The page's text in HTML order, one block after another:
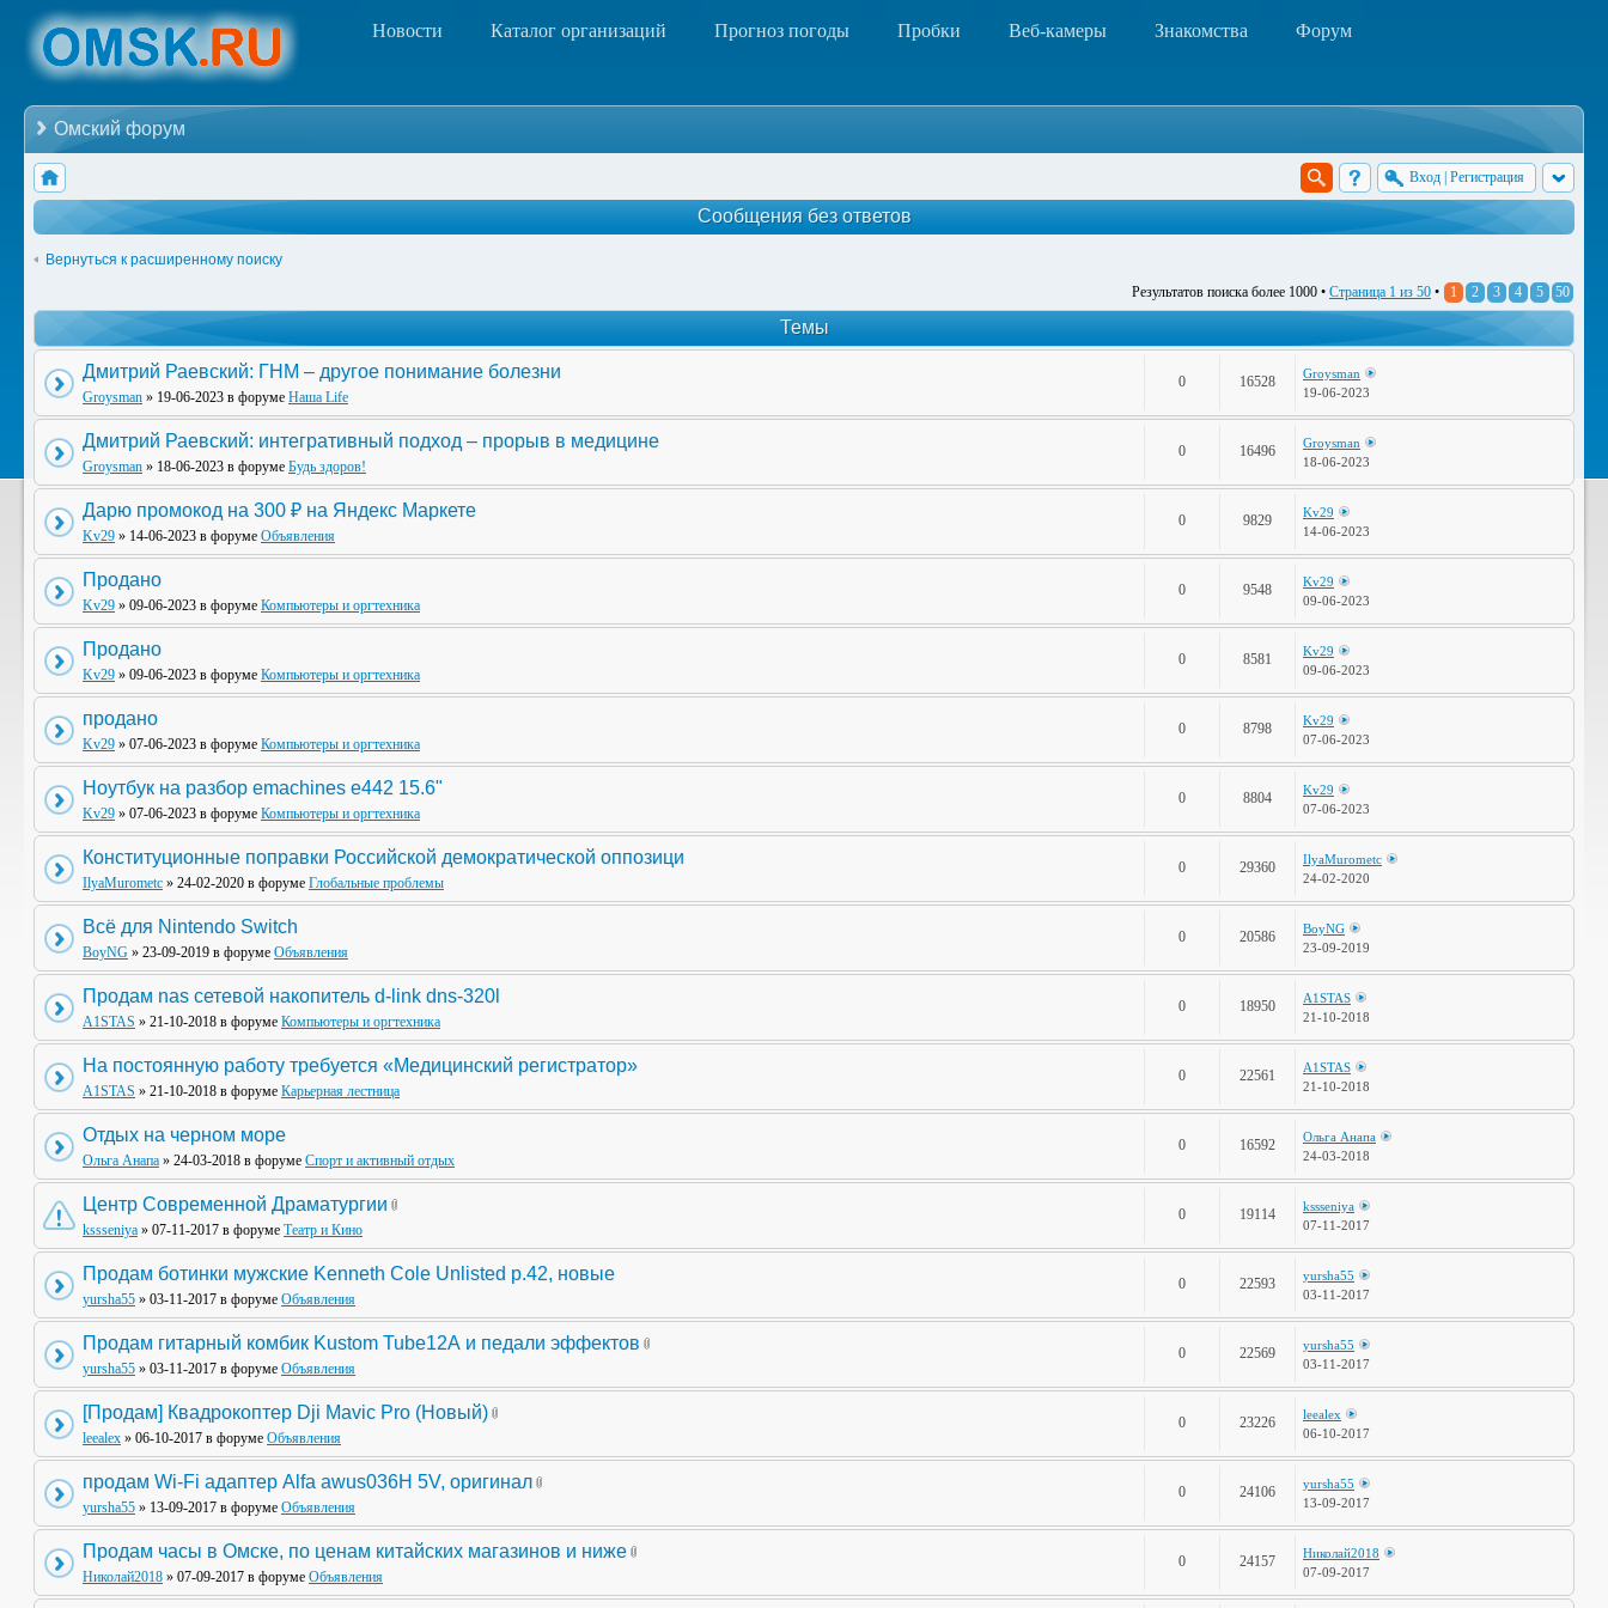
Новости Каталог организаций Прогноз погоды Пробки Веб-камеры Знакомства Форум
Омский форум
Вход Регистрация
Сообщения без ответов
Вернуться к расширенному поиску
Результатов поиска более 1000 • Страница 1 из 50 • 1 2 3 4 5 50
Темы
Дмитрий Раевский: ГНМ – другое понимание болезни
Groysman » 19-06-2023 в форуме Наша Life
0 16528
Groysman
19-06-2023
Дмитрий Раевский: интегративный подход – прорыв в медицине
Groysman » 18-06-2023 в форуме Будь здоров!
0 16496
Groysman
18-06-2023
Дарю промокод на 300 ₽ на Яндекс Маркете
Kv29 » 14-06-2023 в форуме Объявления
0 9829
Kv29
14-06-2023
Продано
Kv29 » 09-06-2023 в форуме Компьютеры и оргтехника
0 9548
Kv29
09-06-2023
Продано
Kv29 » 09-06-2023 в форуме Компьютеры и оргтехника
0 8581
Kv29
09-06-2023
продано
Kv29 » 07-06-2023 в форуме Компьютеры и оргтехника
0 8798
Kv29
07-06-2023
Ноутбук на разбор emachines e442 15.6"
Kv29 » 07-06-2023 в форуме Компьютеры и оргтехника
0 8804
Kv29
07-06-2023
Конституционные поправки Российской демократической оппозици
IlyaMurometc » 24-02-2020 в форуме Глобальные проблемы
0 29360
IlyaMurometc
24-02-2020
Всё для Nintendo Switch
BoyNG » 23-09-2019 в форуме Объявления
0 20586
BoyNG
23-09-2019
Продам nas сетевой накопитель d-link dns-320l
A1STAS » 21-10-2018 в форуме Компьютеры и оргтехника
0 18950
A1STAS
21-10-2018
На постоянную работу требуется «Медицинский регистратор»
A1STAS » 21-10-2018 в форуме Карьерная лестница
0 22561
A1STAS
21-10-2018
Отдых на черном море
Ольга Анапа » 24-03-2018 в форуме Спорт и активный отдых
0 16592
Ольга Анапа
24-03-2018
Центр Современной Драматургии
kssseniya » 07-11-2017 в форуме Театр и Кино
0 19114
kssseniya
07-11-2017
Продам ботинки мужские Kenneth Cole Unlisted р.42, новые
yursha55 » 03-11-2017 в форуме Объявления
0 22593
yursha55
03-11-2017
Продам гитарный комбик Kustom Tube12А и педали эффектов
yursha55 » 03-11-2017 в форуме Объявления
0 22569
yursha55
03-11-2017
[Продам] Квадрокоптер Dji Mavic Pro (Новый)
leealex » 06-10-2017 в форуме Объявления
0 23226
leealex
06-10-2017
продам Wi-Fi адаптер Alfa awus036H 5V, оригинал
yursha55 » 13-09-2017 в форуме Объявления
0 24106
yursha55
13-09-2017
Продам часы в Омске, по ценам китайских магазинов и ниже
Николай2018 » 07-09-2017 в форуме Объявления
0 24157
Николай2018
07-09-2017